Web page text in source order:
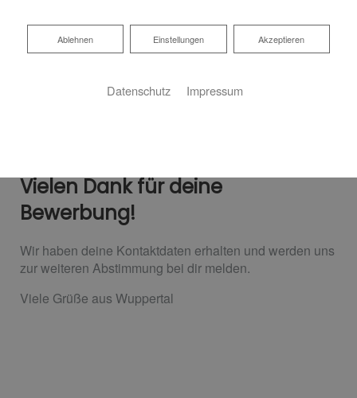
Vielen Dank für deine
Bewerbung!
Wir haben deine Kontaktdaten erhalten und werden uns
zur weiteren Abstimmung bei dir melden.
Viele Grüße aus Wuppertal
Akzeptieren
Einstellungen
Ablehnen
Ablehnen
Datenschutz Impressum